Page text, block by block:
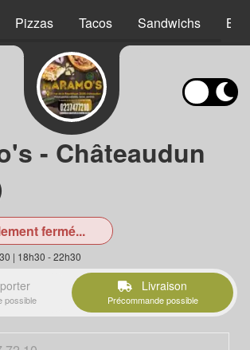
Pizzas Tacos Sandwichs
- Châteaudun
fermé...
| 18h30 - 22h30
possible
Livraison
Précommande possible